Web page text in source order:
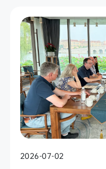
2026-07-02